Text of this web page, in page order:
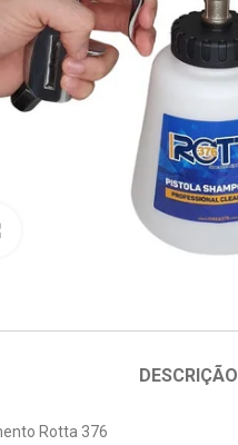
Clique para ampliar
DESCRIÇÃO
Rotta 376